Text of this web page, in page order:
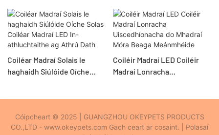
Coiléar Madraí Solais le
haghaidh Siúlóide Oíche
Coiléir Madraí LED Coiléir
Madraí Lonracha
Cóipcheart © 2025 | GUANGZHOU OKEYPETS PRODUCTS
CO.,LTD - www.okeypets.com Gach ceart ar cosaint. | Polasaí